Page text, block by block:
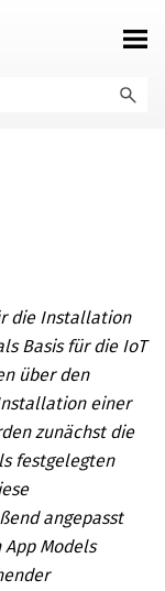
die Installation
Basis für die IoT
über den
einer
zunächst die
festgelegten
angepasst
Models